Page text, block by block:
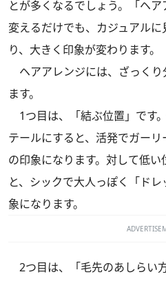
とが多くなるでしょう。「ヘ
変えるだけでも、カジュアル
り、大きく印象が変わります。
ヘアアレンジには、ざっくり
ます。
1つ目は、「結ぶ位置」です
テールにすると、活発でガーリ
の印象になります。対して低
と、シックで大人っぽく「ド
象になります。
2つ目は、「毛先のあしらい